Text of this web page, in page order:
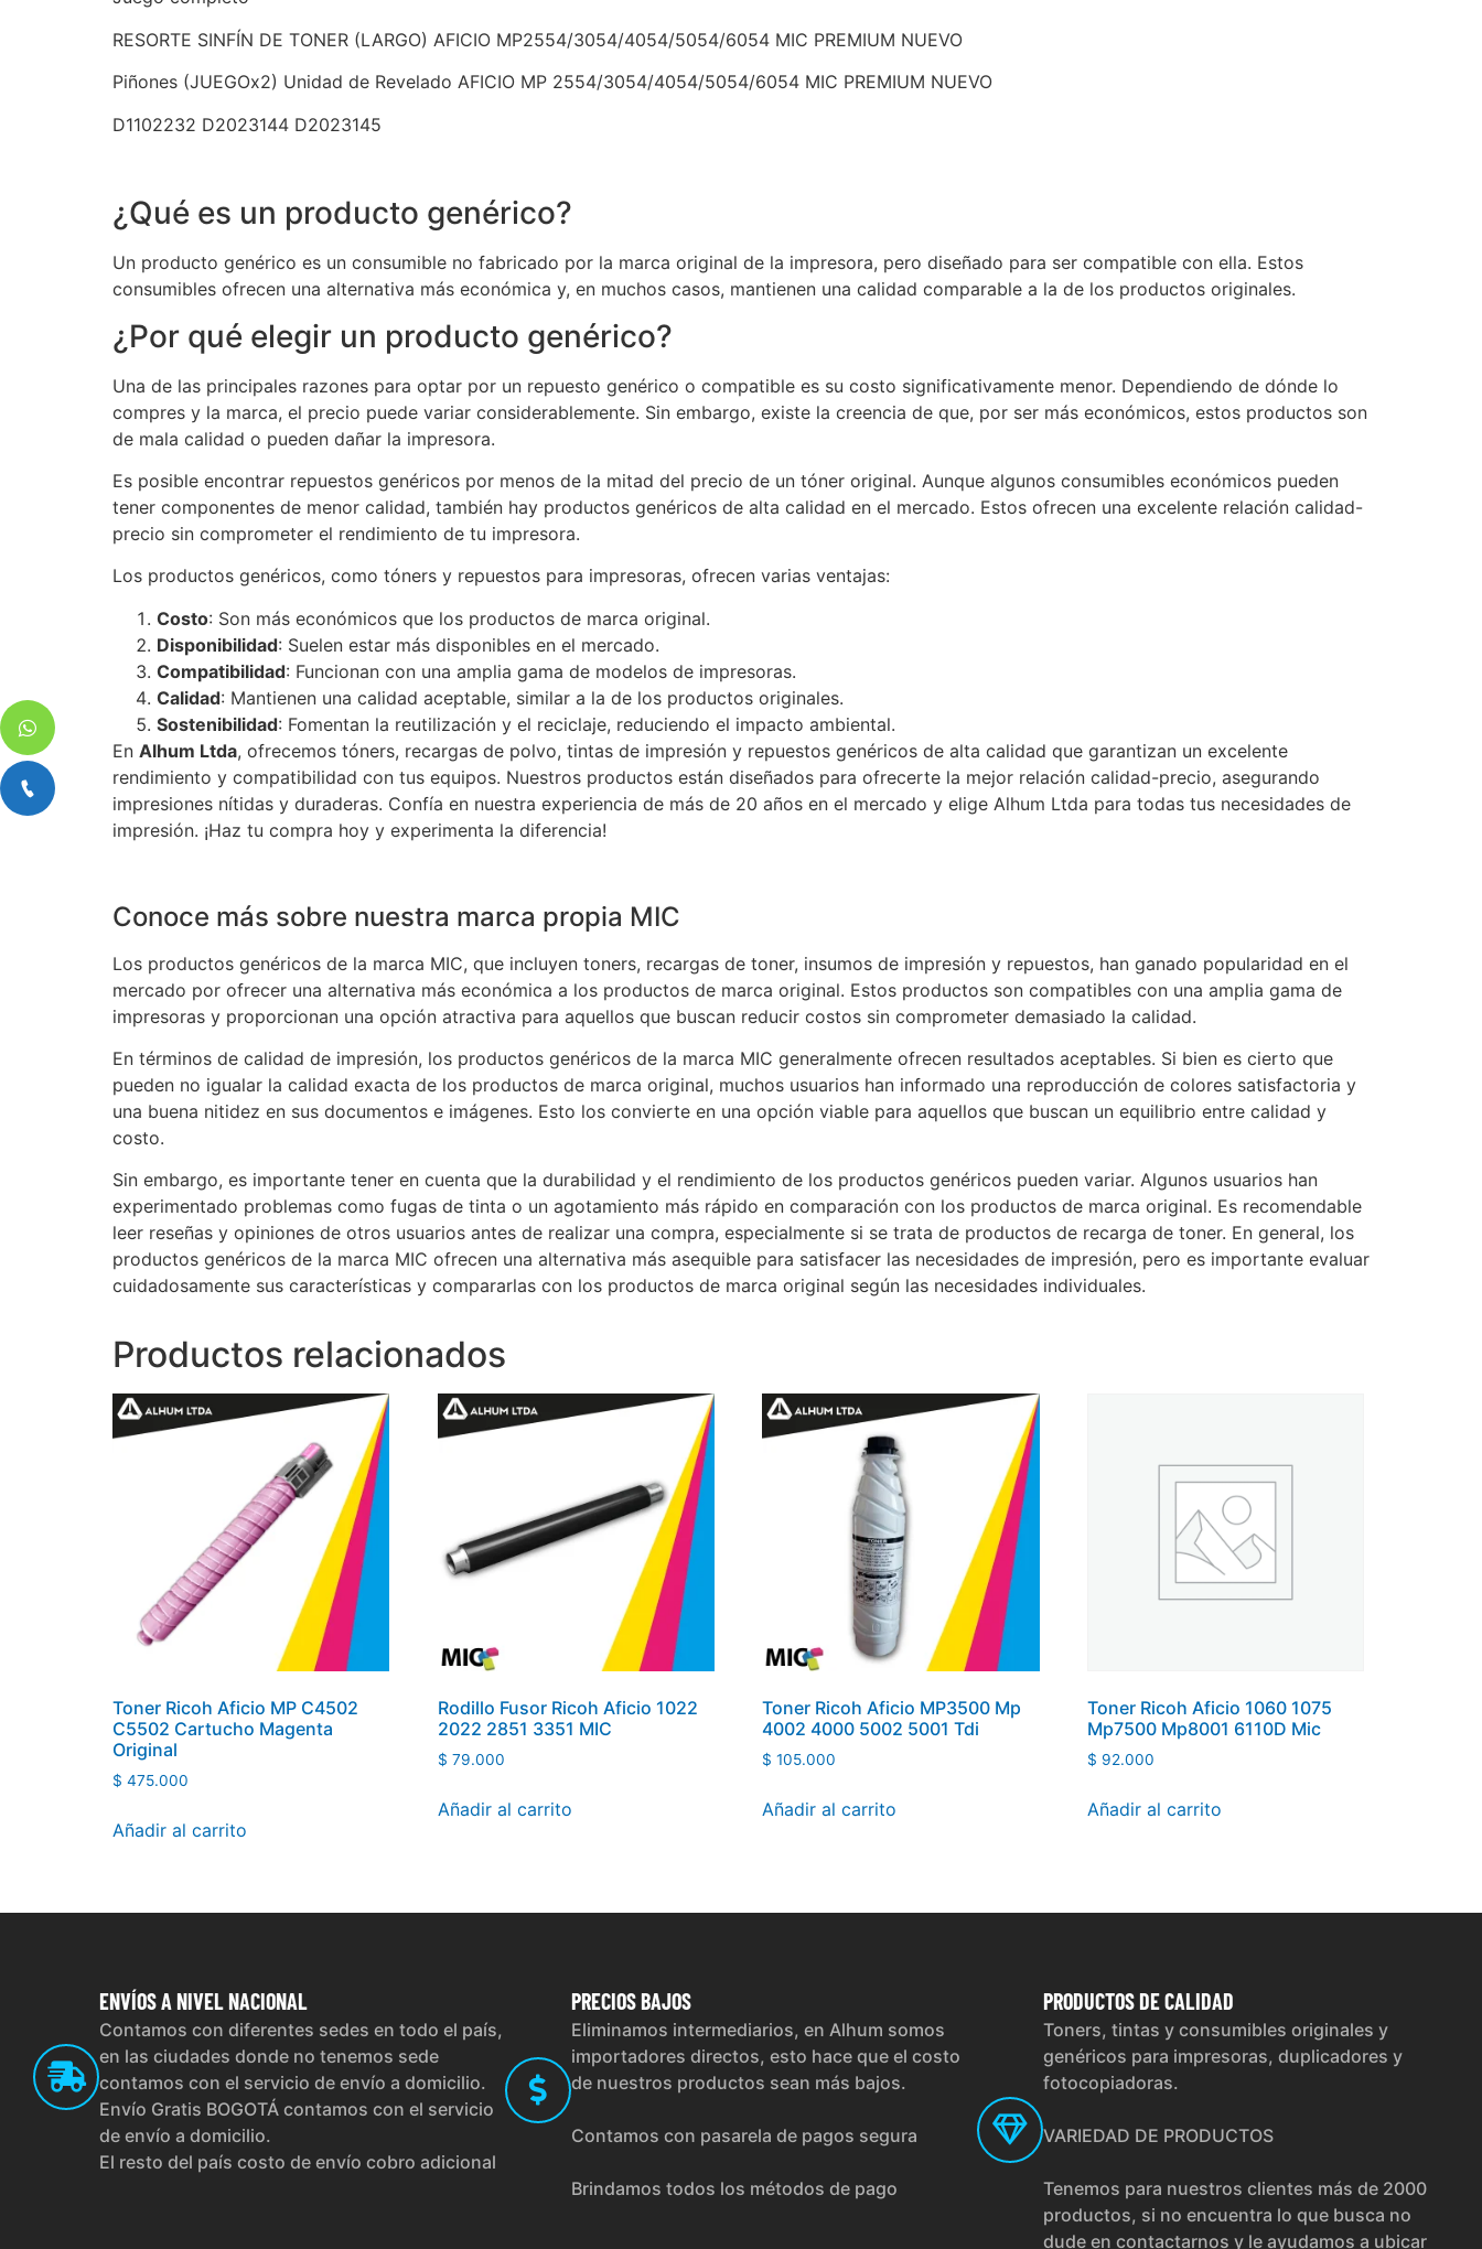
RESORTE SINFÍN DE TONER (LARGO) AFICIO MP2554/3054/4054/5054/6054 MIC PREMIUM NUEVO
Piñones (JUEGOx2) Unidad de Revelado AFICIO MP 2554/3054/4054/5054/6054 MIC PREMIUM NUEVO
D1102232 D2023144 D2023145
¿Qué es un producto genérico?
Un producto genérico es un consumible no fabricado por la marca original de la impresora, pero diseñado para ser compatible con ella. Estos
consumibles ofrecen una alternativa más económica y, en muchos casos, mantienen una calidad comparable a la de los productos originales.
¿Por qué elegir un producto genérico?
Una de las principales razones para optar por un repuesto genérico o compatible es su costo significativamente menor. Dependiendo de dónde lo
compres y la marca, el precio puede variar considerablemente. Sin embargo, existe la creencia de que, por ser más económicos, estos productos son
de mala calidad o pueden dañar la impresora.
Es posible encontrar repuestos genéricos por menos de la mitad del precio de un tóner original. Aunque algunos consumibles económicos pueden
tener componentes de menor calidad, también hay productos genéricos de alta calidad en el mercado. Estos ofrecen una excelente relación calidad-
precio sin comprometer el rendimiento de tu impresora.
Los productos genéricos, como tóners y repuestos para impresoras, ofrecen varias ventajas:
Costo: Son más económicos que los productos de marca original.
Disponibilidad: Suelen estar más disponibles en el mercado.
Compatibilidad: Funcionan con una amplia gama de modelos de impresoras.
Calidad: Mantienen una calidad aceptable, similar a la de los productos originales.
Sostenibilidad: Fomentan la reutilización y el reciclaje, reduciendo el impacto ambiental.
En Alhum Ltda, ofrecemos tóners, recargas de polvo, tintas de impresión y repuestos genéricos de alta calidad que garantizan un excelente
rendimiento y compatibilidad con tus equipos. Nuestros productos están diseñados para ofrecerte la mejor relación calidad-precio, asegurando
impresiones nítidas y duraderas. Confía en nuestra experiencia de más de 20 años en el mercado y elige Alhum Ltda para todas tus necesidades de
impresión. ¡Haz tu compra hoy y experimenta la diferencia!
Conoce más sobre nuestra marca propia MIC
Los productos genéricos de la marca MIC, que incluyen toners, recargas de toner, insumos de impresión y repuestos, han ganado popularidad en el
mercado por ofrecer una alternativa más económica a los productos de marca original. Estos productos son compatibles con una amplia gama de
impresoras y proporcionan una opción atractiva para aquellos que buscan reducir costos sin comprometer demasiado la calidad.
En términos de calidad de impresión, los productos genéricos de la marca MIC generalmente ofrecen resultados aceptables. Si bien es cierto que
pueden no igualar la calidad exacta de los productos de marca original, muchos usuarios han informado una reproducción de colores satisfactoria y
una buena nitidez en sus documentos e imágenes. Esto los convierte en una opción viable para aquellos que buscan un equilibrio entre calidad y
costo.
Sin embargo, es importante tener en cuenta que la durabilidad y el rendimiento de los productos genéricos pueden variar. Algunos usuarios han
experimentado problemas como fugas de tinta o un agotamiento más rápido en comparación con los productos de marca original. Es recomendable
leer reseñas y opiniones de otros usuarios antes de realizar una compra, especialmente si se trata de productos de recarga de toner. En general, los
productos genéricos de la marca MIC ofrecen una alternativa más asequible para satisfacer las necesidades de impresión, pero es importante evaluar
cuidadosamente sus características y compararlas con los productos de marca original según las necesidades individuales.
Productos relacionados
Toner Ricoh Aficio MP C4502
C5502 Cartucho Magenta
Original
$ 475.000
Añadir al carrito
Rodillo Fusor Ricoh Aficio 1022
2022 2851 3351 MIC
$ 79.000
Añadir al carrito
Toner Ricoh Aficio MP3500 Mp
4002 4000 5002 5001 Tdi
$ 105.000
Añadir al carrito
Toner Ricoh Aficio 1060 1075
Mp7500 Mp8001 6110D Mic
$ 92.000
Añadir al carrito
ENVÍOSA NIVEL NACIONAL
Contamos con diferentes sedes en todo el país,
en las ciudades donde no tenemos sede
contamos con el servicio de envío a domicilio.
Envío Gratis BOGOTÁ contamos con el servicio
de envío a domicilio.
El resto del país costo de envío cobro adicional
PRECIOSBAJOS
Eliminamos intermediarios, en Alhum somos
importadores directos, esto hace que el costo
de nuestros productos sean más bajos.
Contamos con pasarela de pagos segura
Brindamos todos los métodos de pago
PRODUCTOSDE CALIDAD
Toners, tintas y consumibles originales y
genéricos para impresoras, duplicadores y
fotocopiadoras.
VARIEDAD DE PRODUCTOS
Tenemos para nuestros clientes más de 2000
productos, si no encuentra lo que busca no
dude en contactarnos y le ayudamos a ubicar